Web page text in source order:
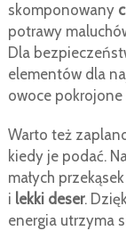
skomponowany
potrawy
Dla
elementów dla
owoce pokrojone
Warto też
kiedy je podać.
małych
i lekki deser.
energia utrzyma